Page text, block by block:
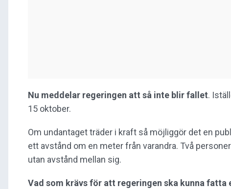
Nu meddelar regeringen att så inte blir fallet.
15 oktober.
Om undantaget träder i kraft så möjliggör det en
ett avstånd om en meter från varandra. Två
utan avstånd mellan sig.
Vad som krävs för att regeringen ska kunna